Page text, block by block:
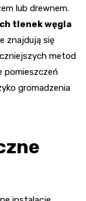
lub drewnem.
tlenek węgla
znajdują się
metod
pomieszczeń
gromadzenia